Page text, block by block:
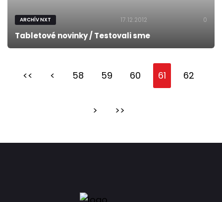
ARCHÍV NXT 17.12.2012 0
Tabletové novinky / Testovali sme
<< < 58 59 60 61 62
> >>